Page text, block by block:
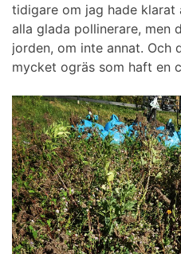
tidigare om jag hade
alla glada pollinerare, men
jorden, om inte annat. Och
mycket ogräs som haft en